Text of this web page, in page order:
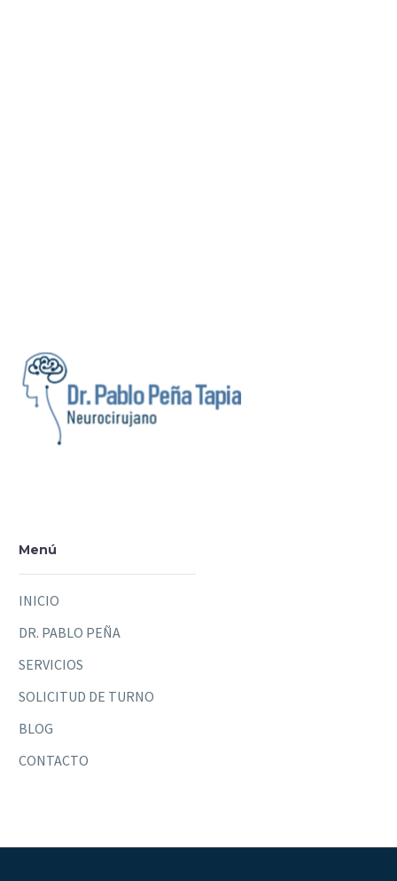
Menú
INICIO
DR. PABLO PEÑA
SERVICIOS
SOLICITUD DE TURNO
BLOG
CONTACTO